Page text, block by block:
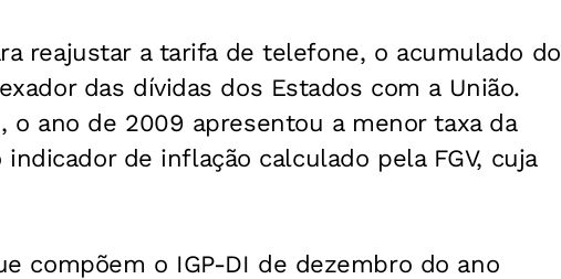
reajustar a tarifa de telefone, o acumulado do
das dívidas dos Estados com a União.
o ano de 2009 apresentou a menor taxa da
de inflação calculado pela FGV, cuja
compõem o IGP-DI de dezembro do ano